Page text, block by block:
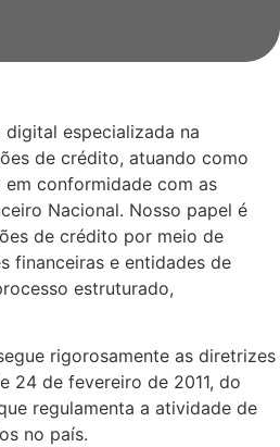
especializada na
de crédito, atuando como
conformidade com as
Nacional. Nosso papel é
de crédito por meio de
financeiras e entidades de
estruturado,
rigorosamente as diretrizes
24 de fevereiro de 2011, do
regulamenta a atividade de
no país.